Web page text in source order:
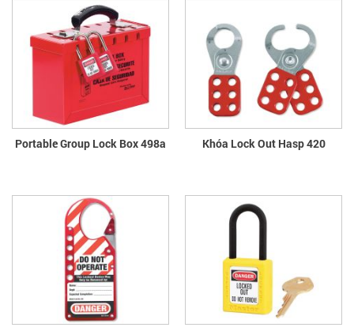
Portable Group Lock Box 498a Khóa Lock Out Hasp 420